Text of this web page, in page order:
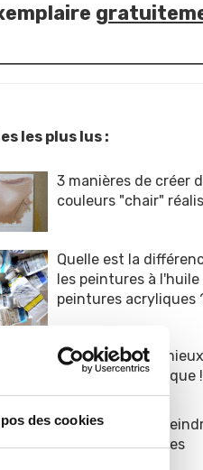
des cookies
les plus lus :
3 manières de créer
couleurs "chair"
Quelle est la
les peintures à l'huile
peintures acryliques
9 conseils pour mieux
peindre en acrylique !
8 astuces pour
dans vos paysages